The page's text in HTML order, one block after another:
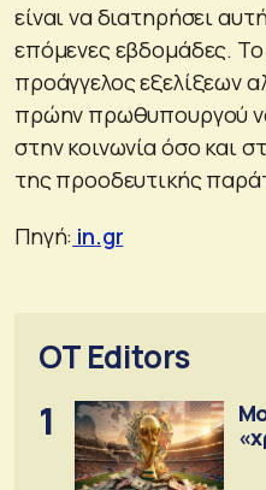
είναι να διατηρήσει
επόμενες εβδομάδες. Το
προάγγελος εξελίξεων
πρώην πρωθυπουργού
στην κοινωνία όσο και
της προοδευτικής
Πηγή: in.gr
OT Editors
1